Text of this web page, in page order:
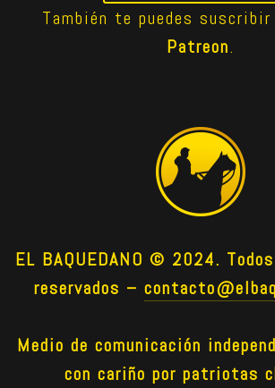
Patreon.
EL BAQUEDANO © 2024.
reservados –
Medio de comunicación
con cariño por patriotas